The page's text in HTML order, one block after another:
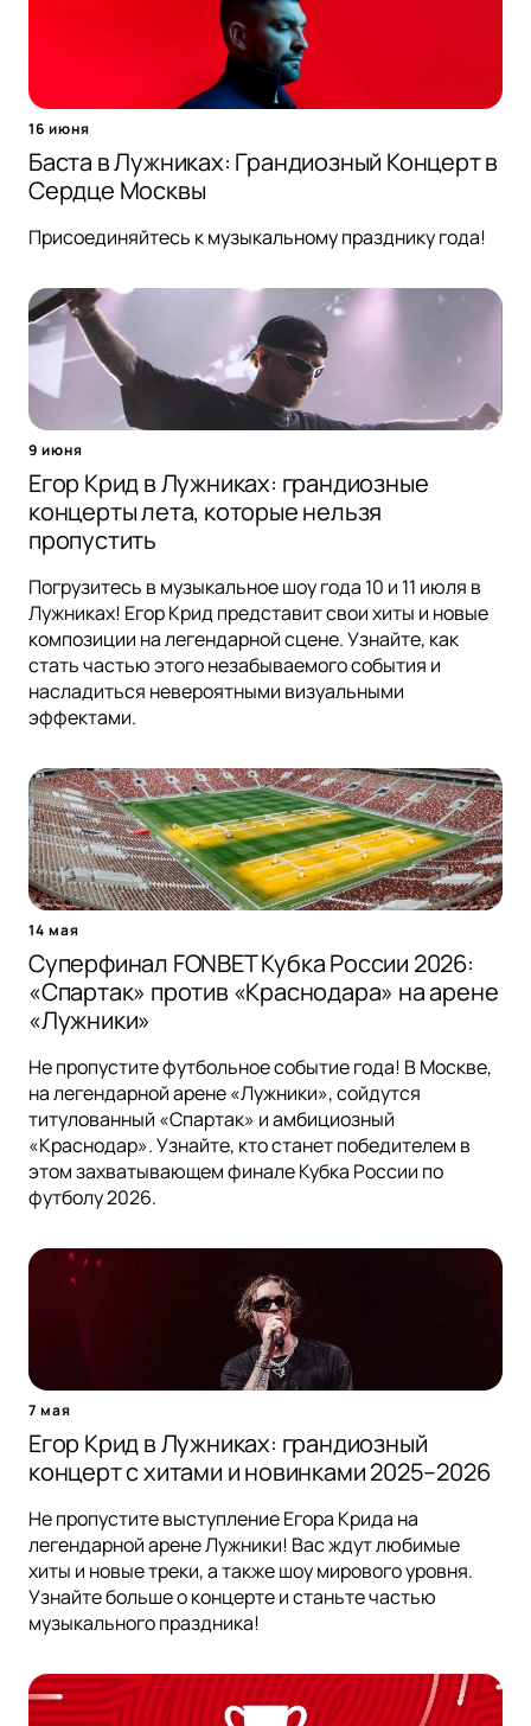
16 июня
Баста в Лужниках: Грандиозный Концерт в
Сердце Москвы
Присоединяйтесь к музыкальному празднику года!
9 июня
Егор Крид в Лужниках: грандиозные
концерты лета, которые нельзя
пропустить
Погрузитесь в музыкальное шоу года 10 и 11 июля в
Лужниках! Егор Крид представит свои хиты и новые
композиции на легендарной сцене. Узнайте, как
стать частью этого незабываемого события и
насладиться невероятными визуальными
эффектами.
14 мая
Суперфинал FONBET Кубка России 2026:
«Спартак» против «Краснодара» на арене
«Лужники»
Не пропустите футбольное событие года! В Москве,
на легендарной арене «Лужники», сойдутся
титулованный «Спартак» и амбициозный
«Краснодар». Узнайте, кто станет победителем в
этом захватывающем финале Кубка России по
футболу 2026.
7 мая
Егор Крид в Лужниках: грандиозный
концерт с хитами и новинками 2025–2026
Не пропустите выступление Егора Крида на
легендарной арене Лужники! Вас ждут любимые
хиты и новые треки, а также шоу мирового уровня.
Узнайте больше о концерте и станьте частью
музыкального праздника!